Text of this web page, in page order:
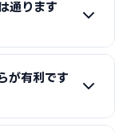
払いで平均4ヶ月
通ります
る可能性があり
や、長期的な取引
が有利です